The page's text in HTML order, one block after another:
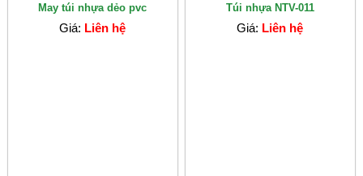
May túi nhựa dẻo pvc
Giá: Liên hệ
Túi nhựa NTV-011
Giá: Liên hệ